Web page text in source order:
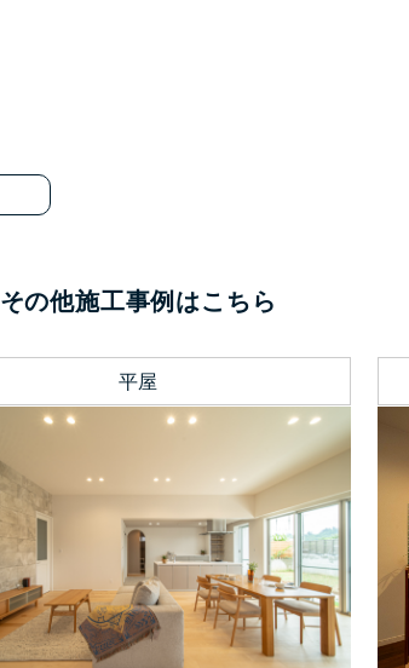
その他施工事例はこちら
平屋